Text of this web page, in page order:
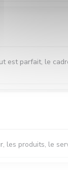
est parfait, le
les produits, le